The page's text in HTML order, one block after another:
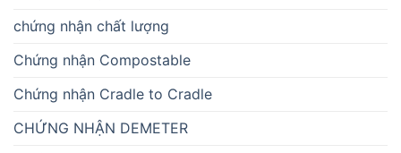
chứng nhận chất lượng
Chứng nhận Compostable
Chứng nhận Cradle to Cradle
CHỨNG NHẬN DEMETER